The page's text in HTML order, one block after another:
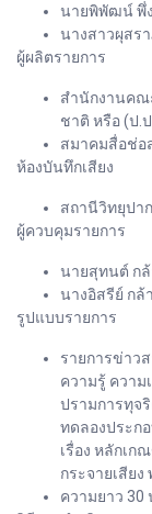
นายพิพัฒน์ พึ่
นางสาวผุสร
ผู้ผลิตรายการ
สำนักงานคณ
ชาติ หรือ (ป.
สมาคมสื่อช่อ
ห้องบันทึกเสียง
สถานีวิทยุปา
ผู้ควบคุมรายการ
นายสุทนต์ ก
นางอิสรีย์ กล้
รูปแบบรายการ
รายการข่าว
ความรู้ ความ
ปรามการทุจ
ทดลองประก
เรื่อง หลักเก
กระจายเสียง
ความยาว 30